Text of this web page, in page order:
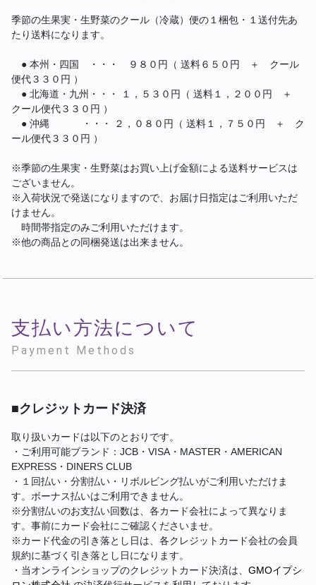
季節の生果実・生野菜のクール（冷蔵）便の１梱包・１送付先あ
たり送料になります。
● 本州・四国 ・・・ ９８０円（ 送料６５０円 ＋ クール
便代３３０円 ）
● 北海道・九州・・・ １，５３０円（ 送料１，２００円 ＋
クール便代３３０円 ）
● 沖縄 ・・・ ２，０８０円（ 送料１，７５０円 ＋ ク
ール便代３３０円 ）
※季節の生果実・生野菜はお買い上げ金額による送料サービスは
ございません。
※入荷状況で発送になりますので、お届け日指定はご利用いただ
けません。
時間帯指定のみご利用いただけます。
※他の商品との同梱発送は出来ません。
支払い方法について
Payment Methods
■クレジットカード決済
取り扱いカードは以下のとおりです。
・ご利用可能ブランド：JCB・VISA・MASTER・AMERICAN
EXPRESS・DINERS CLUB
・１回払い・分割払い・リボルビング払いがご利用いただけま
す。ボーナス払いはご利用できません。
※分割払いのお支払い回数は、各カード会社によって異なりま
す。事前にカード会社にご確認くださいませ。
※カード代金の引き落とし日は、各クレジットカード会社の会員
規約に基づく引き落とし日になります。
・当オンラインショップのクレジットカード決済は、 GMOイプシ